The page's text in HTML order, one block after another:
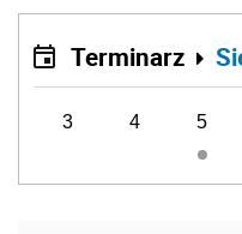
Terminarz
3 4 5